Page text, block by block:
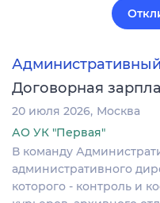
Договорная
20 июля 2026 Москва
АО УК "Первая"
В команду
административного
которого - контроль и